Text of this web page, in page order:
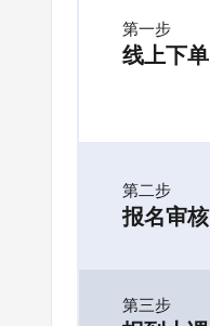
第一步
线上下单
第二步
报名审核
第三步